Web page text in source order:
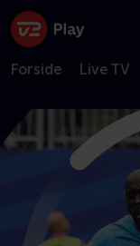
Forside Live TV